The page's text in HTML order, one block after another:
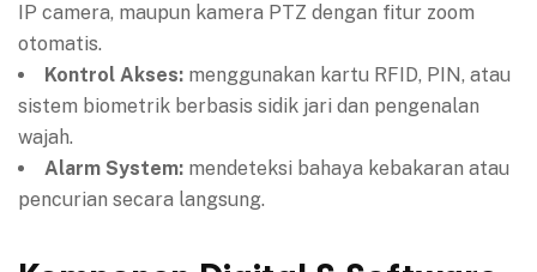
IP camera, maupun kamera PTZ dengan fitur zoom
otomatis.
Kontrol Akses: menggunakan kartu RFID, PIN, atau
sistem biometrik berbasis sidik jari dan pengenalan
wajah.
Alarm System: mendeteksi bahaya kebakaran atau
pencurian secara langsung.